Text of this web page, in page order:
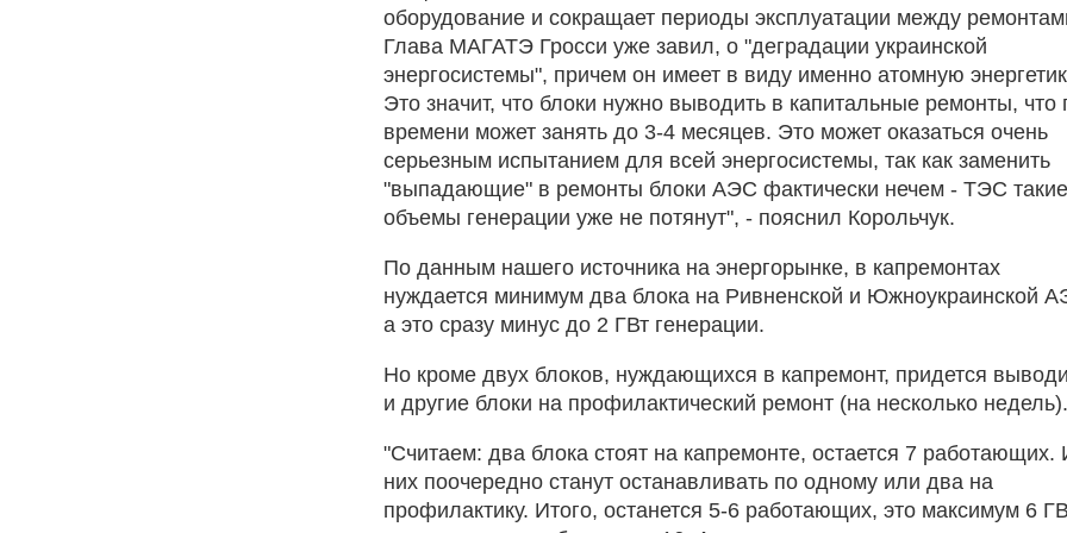
оборудование и сокращает периоды эксплуатации между
Глава МАГАТЭ Гросси уже завил, о "деградации украинской
энергосистемы", причем он имеет в виду именно атомную
Это значит, что блоки нужно выводить в капитальные ремонты, что
времени может занять до 3-4 месяцев. Это может оказаться очень
серьезным испытанием для всей энергосистемы, так как заменить
"выпадающие" в ремонты блоки АЭС фактически нечем - ТЭС такие
объемы генерации уже не потянут", - пояснил Корольчук.
По данным нашего источника на энергорынке, в капремонтах
нуждается минимум два блока на Ривненской и Южноукраинской
а это сразу минус до 2 ГВт генерации.
Но кроме двух блоков, нуждающихся в капремонт, придется
и другие блоки на профилактический ремонт (на несколько недель).
"Считаем: два блока стоят на капремонте, остается 7 работающих.
них поочередно станут останавливать по одному или два на
профилактику. Итого, останется 5-6 работающих, это максимум 6